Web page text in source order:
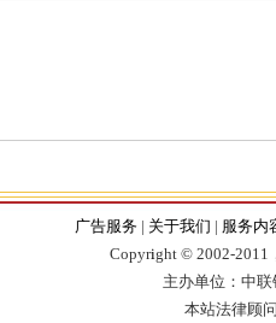
广告服务 | 关于我们 | 服务内
Copyright © 2002-2011
主办单位：中
本站法律顾